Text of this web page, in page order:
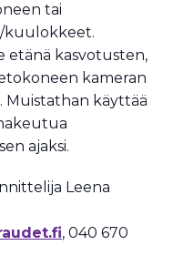
tai
kuulokkeet.
etänä kasvotusten,
kameran
Muistathan käyttää
ajaksi.
Leena
, 040 670